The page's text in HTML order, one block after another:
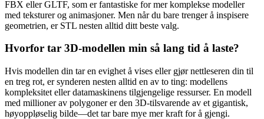
FBX eller GLTF, som er fantastiske for mer komplekse modeller
med teksturer og animasjoner. Men når du bare trenger å inspisere
geometrien, er STL nesten alltid ditt beste valg.
Hvorfor tar 3D-modellen min så lang tid å laste?
Hvis modellen din tar en evighet å vises eller gjør nettleseren din til
en treg rot, er synderen nesten alltid en av to ting: modellens
kompleksitet eller datamaskinens tilgjengelige ressurser. En modell
med millioner av polygoner er den 3D-tilsvarende av et gigantisk,
høyoppløselig bilde—det tar bare mye mer kraft for å gjengi.